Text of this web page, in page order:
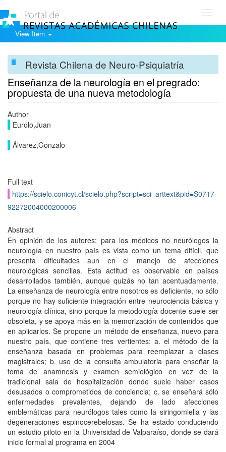
View Item
Revista Chilena de Neuro-Psiquiatría
Enseñanza de la neurología en el pregrado:
propuesta de una nueva metodología
Author
Eurolo,Juan
Álvarez,Gonzalo
Full text
https://scielo.conicyt.cl/scielo.php?script=sci_arttext&pid=S0717-
92272004000200006
Abstract
En opinión de los autores; para los médicos no neurólogos la
neurología en nuestro país es vista como un tema difícil, que
presenta dificultades aun en el manejo de afecciones
neurológicas sencillas. Esta actitud es observable en países
desarrollados también, aunque quizás no tan acentuadamente.
La enseñanza de neurología entre nosotros es deficiente, no sólo
porque no hay suficiente integración entre neurociencia básica y
neurología clínica, sino porque la metodología docente suele ser
obsoleta, y se apoya más en la memorización de contenidos que
en aplicarlos. Se propone un método de enseñanza, nuevo para
nuestro país, que contiene tres vertientes: a. el método de la
enseñanza basada en problemas para reemplazar a clases
magistrales; b. uso de la consulta ambulatoria para enseñar la
toma de anamnesis y examen semiológico en vez de la
tradicional sala de hospitalización donde suele haber casos
desusados o comprometidos de conciencia; c. se enseñará sólo
enfermedades prevalentes, dejando de lado afecciones
emblemáticas para neurólogos tales como la siringomielia y las
degeneraciones espinocerebelosas. Se ha estado conduciendo
un estudio piloto en la Universidad de Valparaíso, donde se dará
inicio formal al programa en 2004